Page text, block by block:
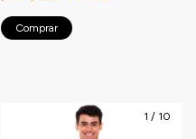
Comprar
1 / 10